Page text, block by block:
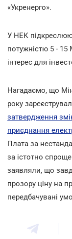
«Укренерго».
У НЕК
потужністю 5 - 15
інтерес для
Нагадаємо, що
року
затвердження
приєднання
Плата за
за істотно
заявляли, що
прозору ціну на
передбачувані